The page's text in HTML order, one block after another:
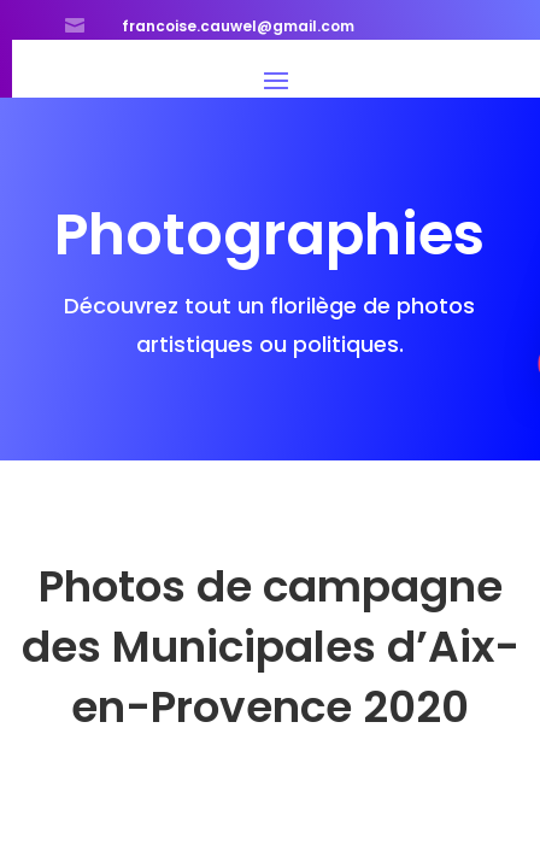
 francoise.cauwel@gmail.com
Photographies
Découvrez tout un florilège de photos
artistiques ou politiques.
Photos de campagne
des Municipales d’Aix-
en-Provence 2020